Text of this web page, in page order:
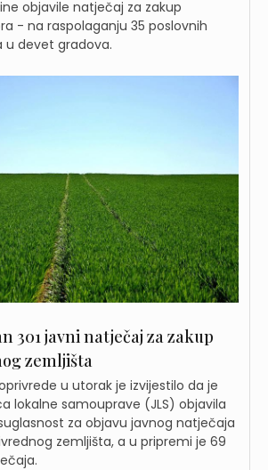
objavile natječaj za zakup
- na raspolaganju 35 poslovnih
u devet gradova.
301 javni natječaj za zakup
zemljišta
u utorak je izvijestilo da je
lokalne samouprave (JLS) objavila
za objavu javnog natječaja
zemljišta, a u pripremi je 69